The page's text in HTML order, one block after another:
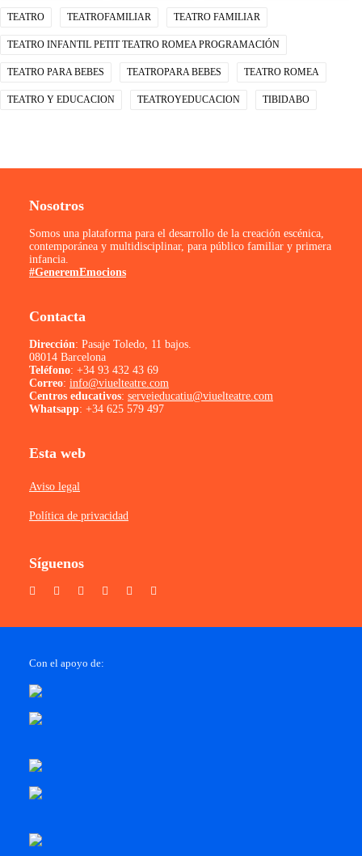
TEATRO TEATROFAMILIAR TEATRO FAMILIAR
TEATRO INFANTIL PETIT TEATRO ROMEA PROGRAMACIÓN
TEATRO PARA BEBES TEATROPARA BEBES TEATRO ROMEA
TEATRO Y EDUCACION TEATROYEDUCACION TIBIDABO
Nosotros
Somos una plataforma para el desarrollo de la creación escénica,
contemporánea y multidisciplinar, para público familiar y primera
infancia.
#GeneremEmocions
Contacta
Dirección: Pasaje Toledo, 11 bajos.
08014 Barcelona
Teléfono: +34 93 432 43 69
Correo: info@viuelteatre.com
Centros educativos: serveieducatiu@viuelteatre.com
Whatsapp: +34 625 579 497
Esta web
Aviso legal
Política de privacidad
Síguenos
Con el apoyo de: